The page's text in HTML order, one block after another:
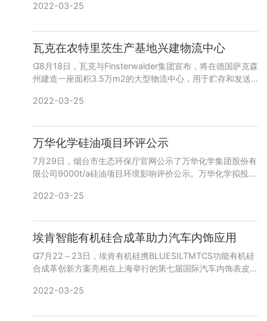
的增长尤
2022-03-25
瓦克在农特里茨生产基地兴建物流中心
8月18日，瓦克与Finsterwalder集团宣布，将在德国萨克森
州建造一座面积3.5万m2的大型物流中心，用于贮存和发送
2022-03-25
万华化学硅油项目环评公示
7月29日，烟台市生态环保厅官网公示了万华化学集团股份有
限公司9000t/a硅油项目环境影响评价公示。万华化学拟投资
2022-03-25
埃肯智能有机硅合成革助力汽车内饰应用
7月22～23日，埃肯有机硅携BLUESILTMTCS功能有机硅
合成革创新方案亮相在上海举行的第七届国际汽车内饰表皮论
材；
2022-03-25